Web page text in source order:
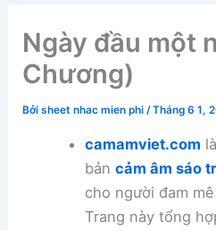
Ngày đầu một
Chương)
Bởisheet nhac mien phi/Tháng 6 1,
camamviet.com
bản cảm âm sáo
cho người đam
Trang này tổng